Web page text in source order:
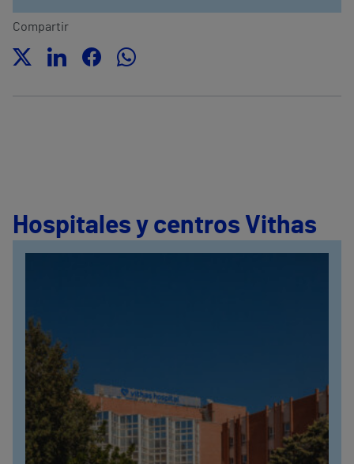
Compartir
Hospitales y centros Vithas